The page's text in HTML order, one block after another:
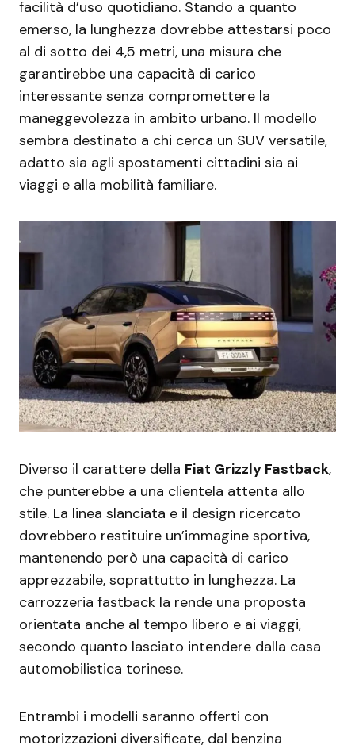
facilità d’uso quotidiano. Stando a quanto
emerso, la lunghezza dovrebbe attestarsi poco
al di sotto dei 4,5 metri, una misura che
garantirebbe una capacità di carico
interessante senza compromettere la
maneggevolezza in ambito urbano. Il modello
sembra destinato a chi cerca un SUV versatile,
adatto sia agli spostamenti cittadini sia ai
viaggi e alla mobilità familiare.
Diverso il carattere della Fiat Grizzly Fastback,
che punterebbe a una clientela attenta allo
stile. La linea slanciata e il design ricercato
dovrebbero restituire un’immagine sportiva,
mantenendo però una capacità di carico
apprezzabile, soprattutto in lunghezza. La
carrozzeria fastback la rende una proposta
orientata anche al tempo libero e ai viaggi,
secondo quanto lasciato intendere dalla casa
automobilistica torinese.
Entrambi i modelli saranno offerti con
motorizzazioni diversificate, dal benzina